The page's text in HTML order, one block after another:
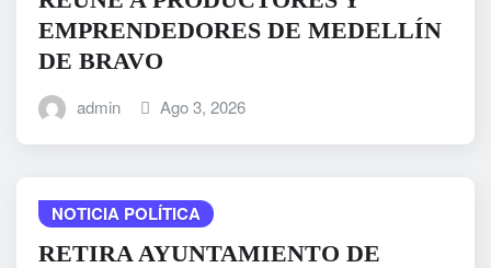
EMPRENDEDORES DE MEDELLÍN
DE BRAVO
admin Ago 3, 2026
NOTICIA POLÍTICA
RETIRA AYUNTAMIENTO DE